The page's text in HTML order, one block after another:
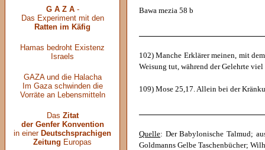
G A Z A-
Das Experiment mit den
Ratten im Käfig
Hamas bedroht Existenz
Israels
GAZA und die Halacha
Im Gaza schwinden die
Vorräte an Lebensmitteln
Das Zitat
der Genfer Konvention
in einer Deutschsprachigen
Zeitung Europas
Bawa mezia 58 b
102) Manche Erklärer meinen, mit
Weisung tut, während der Gelehrte
109) Mose 25,17. Allein bei der
Quelle: Der Babylonische Talmud;
Goldmanns Gelbe Taschenbücher;